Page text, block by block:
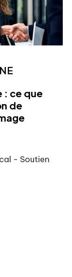
: ce que
de
- Soutien